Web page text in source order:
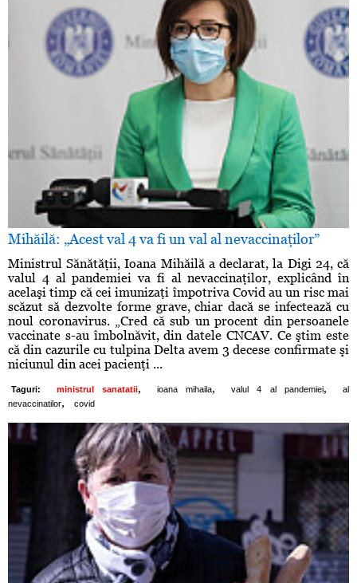
Mihăilă: „Acest val 4 va fi un val al nevaccinaţilor”
Ministrul Sănătăţii, Ioana Mihăilă a declarat, la Digi 24, că
valul 4 al pandemiei va fi al nevaccinaţilor, explicând în
acelaşi timp că cei imunizaţi împotriva Covid au un risc mai
scăzut să dezvolte forme grave, chiar dacă se infectează cu
noul coronavirus. „Cred că sub un procent din persoanele
vaccinate s-au îmbolnăvit, din datele CNCAV. Ce ştim este
că din cazurile cu tulpina Delta avem 3 decese confirmate şi
niciunul din acei pacienţi ...
Taguri: ministrul sanatatii, ioana mihaila, valul 4 al pandemiei,
al
nevaccinatilor, covid